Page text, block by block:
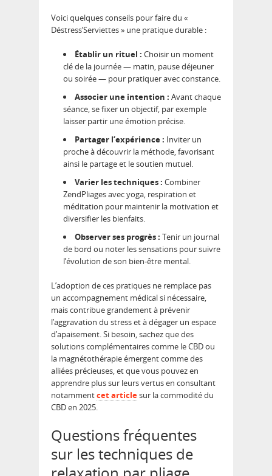
Voici quelques conseils pour faire du «
Déstress’Serviettes » une pratique durable :
Établir un rituel : Choisir un moment
clé de la journée — matin, pause déjeuner
ou soirée — pour pratiquer avec constance.
Associer une intention : Avant chaque
séance, se fixer un objectif, par exemple
laisser partir une émotion précise.
Partager l’expérience : Inviter un
proche à découvrir la méthode, favorisant
ainsi le partage et le soutien mutuel.
Varier les techniques : Combiner
ZendPliages avec yoga, respiration et
méditation pour maintenir la motivation et
diversifier les bienfaits.
Observer ses progrès : Tenir un journal
de bord ou noter les sensations pour suivre
l’évolution de son bien-être mental.
L’adoption de ces pratiques ne remplace pas
un accompagnement médical si nécessaire,
mais contribue grandement à prévenir
l’aggravation du stress et à dégager un espace
d’apaisement. Si besoin, sachez que des
solutions complémentaires comme le CBD ou
la magnétothérapie émergent comme des
alliées précieuses, et que vous pouvez en
apprendre plus sur leurs vertus en consultant
notammentcet articlesur la commodité du
CBD en 2025.
Questions fréquentes
sur les techniques de